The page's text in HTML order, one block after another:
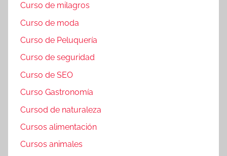
Curso de milagros
Curso de moda
Curso de Peluquería
Curso de seguridad
Curso de SEO
Curso Gastronomía
Cursod de naturaleza
Cursos alimentación
Cursos animales